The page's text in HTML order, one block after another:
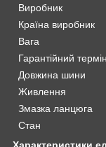
Виробник
Країна виробник
Вага
Гарантійний термін
Довжина шини
Живлення
Змазка ланцюга
Стан
Характеристики